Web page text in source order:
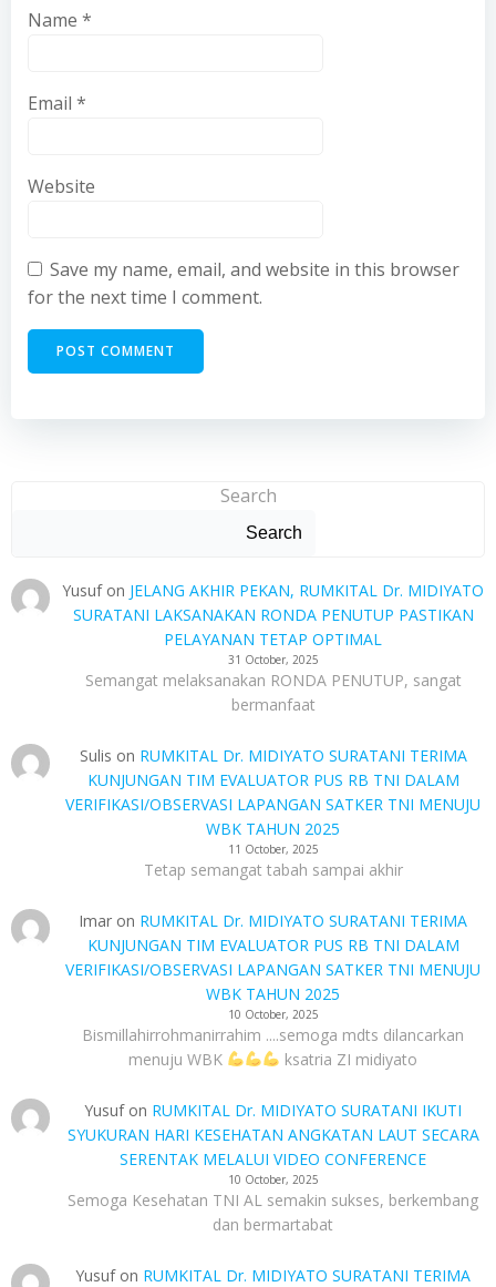
Name *
Email *
Website
Save my name, email, and website in this browser
for the next time I comment.
Search
Search
Yusufon JELANG AKHIR PEKAN, RUMKITAL Dr. MIDIYATO
SURATANI LAKSANAKAN RONDA PENUTUP PASTIKAN
PELAYANAN TETAP OPTIMAL
31 October, 2025
Semangat melaksanakan RONDA PENUTUP, sangat
bermanfaat
Sulis on RUMKITAL Dr. MIDIYATO SURATANI TERIMA
KUNJUNGAN TIM EVALUATOR PUS RB TNI DALAM
VERIFIKASI/OBSERVASI LAPANGAN SATKER TNI MENUJU
WBK TAHUN 2025
11 October, 2025
Tetap semangat tabah sampai akhir
Imar on RUMKITAL Dr. MIDIYATO SURATANI TERIMA
KUNJUNGAN TIM EVALUATOR PUS RB TNI DALAM
VERIFIKASI/OBSERVASI LAPANGAN SATKER TNI MENUJU
WBK TAHUN 2025
10 October, 2025
Bismillahirrohmanirrahim ....semoga mdts dilancarkan
menuju WBK
ksatria ZI midiyato
Yusufon RUMKITAL Dr. MIDIYATO SURATANI IKUTI
SYUKURAN HARI KESEHATAN ANGKATAN LAUT SECARA
SERENTAK MELALUI VIDEO CONFERENCE
10 October, 2025
Semoga Kesehatan TNI AL semakin sukses, berkembang
dan bermartabat
Yusufon RUMKITAL Dr. MIDIYATO SURATANI TERIMA